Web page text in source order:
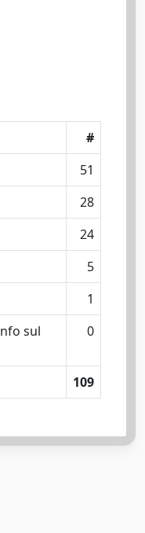
#
51
28
24
5
1
sul
0
109